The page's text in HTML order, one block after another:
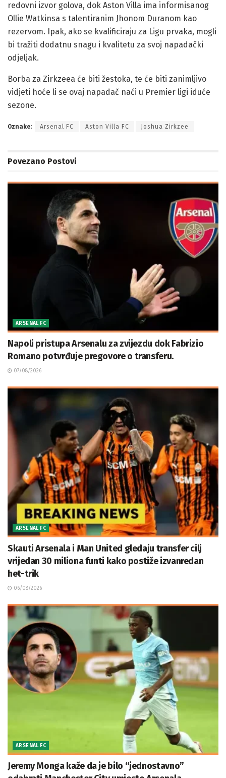
redovni izvor golova, dok Aston Villa ima informisanog
Ollie Watkinsa s talentiranim Jhonom Duranom kao
rezervom. Ipak, ako se kvalificiraju za Ligu prvaka, mogli
bi tražiti dodatnu snagu i kvalitetu za svoj napadački
odjeljak.
Borba za Zirkzeea će biti žestoka, te će biti zanimljivo
vidjeti hoće li se ovaj napadač naći u Premier ligi iduće
sezone.
Oznake: Arsenal FC Aston Villa FC Joshua Zirkzee
Povezano Postovi
ARSENAL FC
Napoli pristupa Arsenalu za zvijezdu dok Fabrizio
Romano potvrđuje pregovore o transferu.
07/08/2026
ARSENAL FC
Skauti Arsenala i Man United gledaju transfer cilj
vrijedan 30 miliona funti kako postiže izvanredan
het-trik
06/08/2026
ARSENAL FC
Jeremy Monga kaže da je bilo “jednostavno”